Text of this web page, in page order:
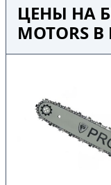
ЦЕНЫ НА
MOTORS